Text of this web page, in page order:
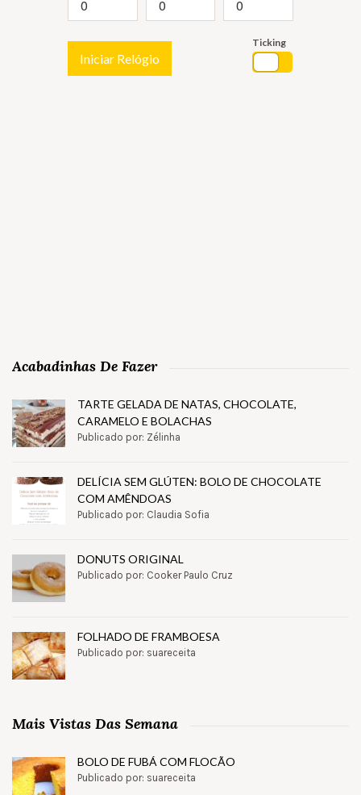
Iniciar Relógio
Ticking
Acabadinhas De Fazer
TARTE GELADA DE NATAS, CHOCOLATE,
CARAMELO E BOLACHAS
Publicado por: Zélinha
DELÍCIA SEM GLÚTEN: BOLO DE CHOCOLATE
COM AMÊNDOAS
Publicado por: Claudia Sofia
DONUTS ORIGINAL
Publicado por: Cooker Paulo Cruz
FOLHADO DE FRAMBOESA
Publicado por: suareceita
Mais Vistas Das Semana
BOLO DE FUBÁ COM FLOCÃO
Publicado por: suareceita